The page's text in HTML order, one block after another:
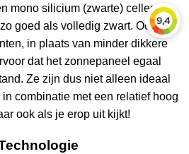
mono silicium (zwarte) cellen.
goed als volledig zwart. Ook de
in plaats van minder dikkere
dat het zonnepaneel egaal
Ze zijn dus niet alleen ideaal
combinatie met een relatief hoog
ook als je erop uit kijkt!